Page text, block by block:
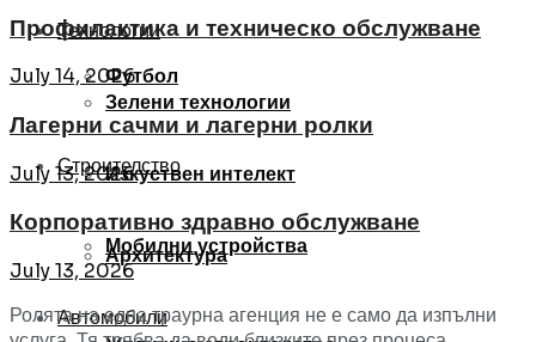
Футбол
Строителство
Архитектура
Технологии
Зелени технологии
Изкуствен интелект
Мобилни устройства
Автомобили
Профилактика и техническо обслужване
July 14, 2026
Лагерни сачми и лагерни ролки
July 13, 2026
Корпоративно здравно обслужване
July 13, 2026
Ролята на една траурна агенция не е само да изпълни